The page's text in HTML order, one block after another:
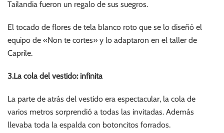
Tailandia fueron un regalo de sus suegros.
El tocado de flores de tela blanco roto que se lo diseñó el
equipo de «Non te cortes» y lo adaptaron en el taller de
Caprile.
3.La cola del vestido: infinita
La parte de atrás del vestido era espectacular, la cola de
varios metros sorprendió a todas las invitadas. Además
llevaba toda la espalda con botoncitos forrados.